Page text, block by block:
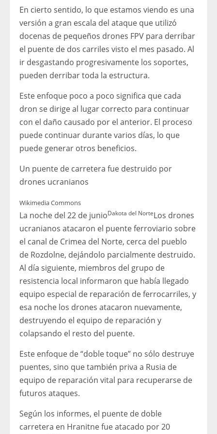
En cierto sentido, lo que estamos viendo es una
versión a gran escala del ataque que utilizó
docenas de pequeños drones FPV para derribar
el puente de dos carriles visto el mes pasado. Al
ir desgastando progresivamente los soportes,
pueden derribar toda la estructura.
Este enfoque poco a poco significa que cada
dron se dirige al lugar correcto para continuar
con el daño causado por el anterior. El proceso
puede continuar durante varios días, lo que
puede generar otros beneficios.
Un puente de carretera fue destruido por
drones ucranianos
Wikimedia Commons
La noche del 22 de junioDakota del NorteLos drones
ucranianos atacaron el puente ferroviario sobre
el canal de Crimea del Norte, cerca del pueblo
de Rozdolne, dejándolo parcialmente destruido.
Al día siguiente, miembros del grupo de
resistencia local informaron que había llegado
equipo especial de reparación de ferrocarriles, y
esa noche los drones atacaron nuevamente,
destruyendo el equipo de reparación y
colapsando el resto del puente.
Este enfoque de “doble toque” no sólo destruye
puentes, sino que también priva a Rusia de
equipo de reparación vital para recuperarse de
futuros ataques.
Según los informes, el puente de doble
carretera en Hranitne fue atacado por 20